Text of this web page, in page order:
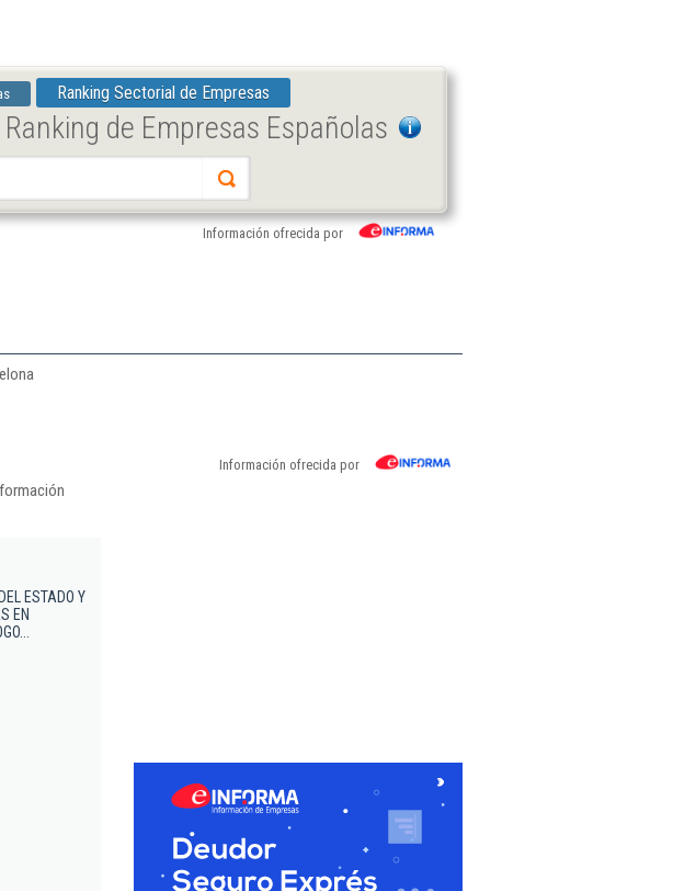
Ranking Sectorial de Empresas
de Empresas Españolas
Información ofrecida por
Información ofrecida por
ESTADO Y
EN